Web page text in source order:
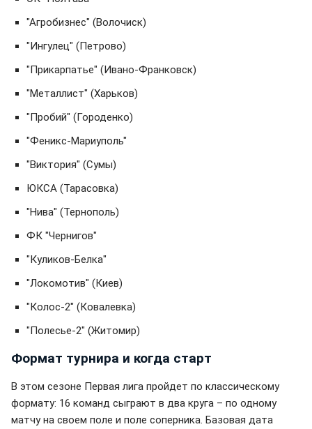
"Агробизнес" (Волочиск)
"Ингулец" (Петрово)
"Прикарпатье" (Ивано-Франковск)
"Металлист" (Харьков)
"Пробий" (Городенко)
"Феникс-Мариуполь"
"Виктория" (Сумы)
ЮКСА (Тарасовка)
"Нива" (Тернополь)
ФК "Чернигов"
"Куликов-Белка"
"Локомотив" (Киев)
"Колос-2" (Ковалевка)
"Полесье-2" (Житомир)
Формат турнира и когда старт
В этом сезоне Первая лига пройдет по классическому
формату: 16 команд сыграют в два круга – по одному
матчу на своем поле и поле соперника. Базовая дата